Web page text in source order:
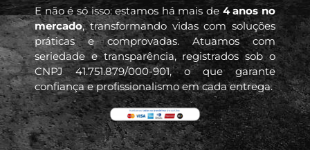
E não é só isso: estamos há mais de4 anos no
mercado, transformando vidas com soluções
práticas e comprovadas. Atuamos com
seriedade e transparência, registrados sob o
CNPJ 41.751.879/000-901, o que garante
confiança e profissionalismo em cada entrega.